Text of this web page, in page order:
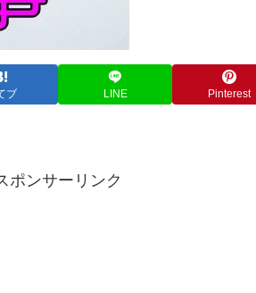
ブ LINE Pinterest
ポンサーリンク